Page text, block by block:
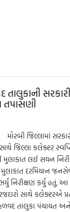
તાલુકાની
તપાસણી
જિલ્લામાં
જિલ્લા કલેક્ટર
મુલાકાત લઈ સઘન
દરમિયાન
નિરીક્ષણ કર્યું હતું.
સાથે કલેક્ટરએ
તાલુકા પંચાયત